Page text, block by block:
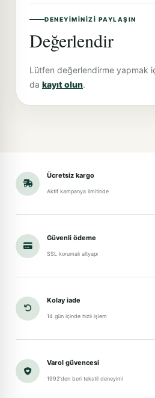
DENEYIMINIZI PAYLAŞIN
Değerlendir
Lütfen değerlendirme yapmak
da kayıt olun.
Ücretsiz kargo
Aktif kampanya limitinde
Güvenli ödeme
SSL korumalı altyapı
Kolay iade
14 gün içinde hızlı işlem
Varol güvencesi
1992'den beri tekstil deneyimi